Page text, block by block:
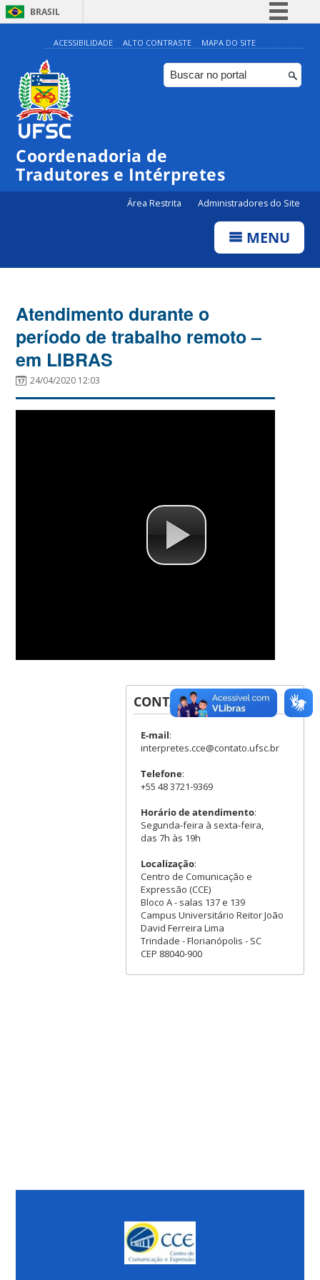
BRASIL
Simplifique!
Comunica BR
Participe
ACESSIBILIDADE ALTO CONTRASTE MAPA DO SITE
Coordenadoria de
Tradutores e Intérpretes
Área Restrita Administradores do Site
MENU
Atendimento durante o
período de trabalho remoto –
em LIBRAS
24/04/2020 12:03
CONTATOS
E-mail:
interpretes.cce@contato.ufsc.br
Telefone:
+55 48 3721-9369
Horário de atendimento:
Segunda-feira à sexta-feira,
das 7h às 19h
Localização:
Centro de Comunicação e
Expressão (CCE)
Bloco A - salas 137 e 139
Campus Universitário Reitor João
David Ferreira Lima
Trindade - Florianópolis - SC
CEP 88040-900